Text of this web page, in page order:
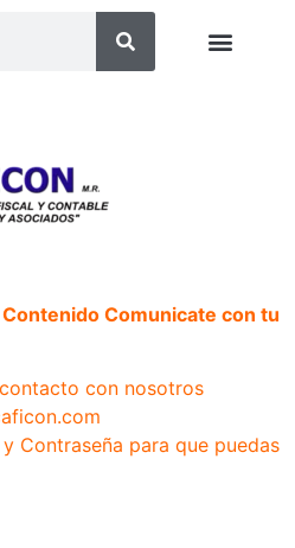
Comunicate con tu
con nosotros
Contraseña para que puedas